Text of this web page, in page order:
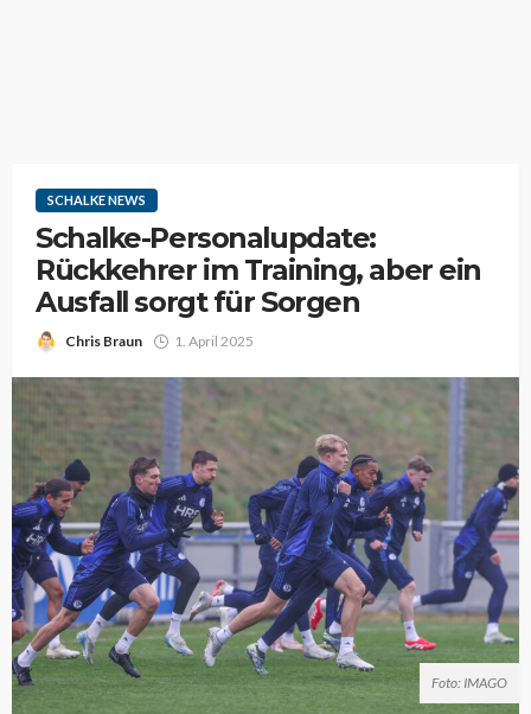
SCHALKE NEWS
Schalke-Personalupdate:
Rückkehrer im Training, aber ein
Ausfall sorgt für Sorgen
Chris Braun 1. April 2025
Foto: IMAGO